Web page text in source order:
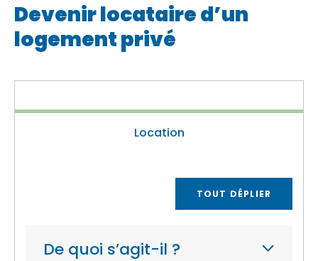
Devenir locataire d’un
logement privé
Location
TOUT DÉPLIER
De quoi s’agit-il ?